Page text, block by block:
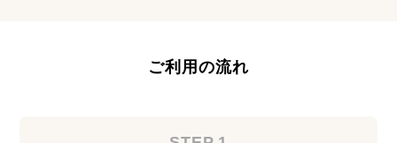
ご利用の流れ